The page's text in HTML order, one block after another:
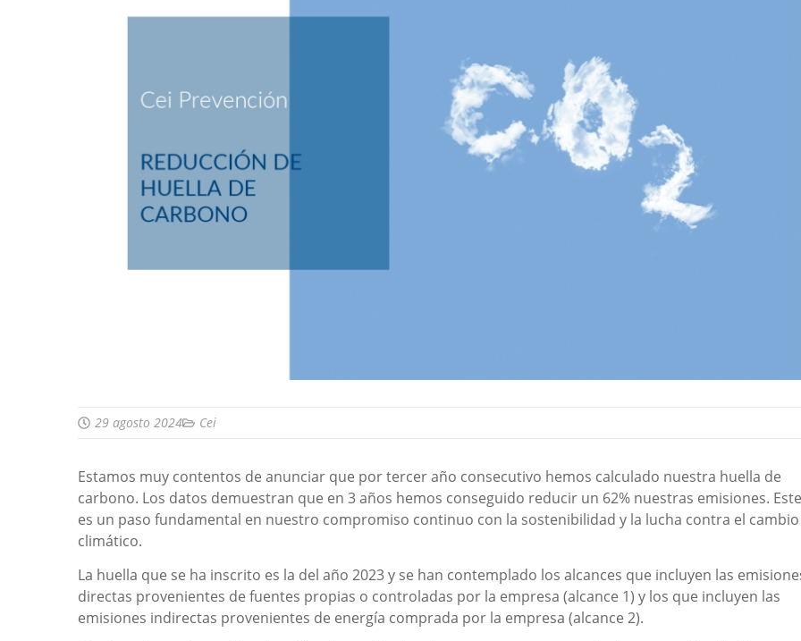
29 agosto 2024 Cei
Estamos muy contentos de anunciar que por tercer año consecutivo hemos calculado nuestra huella de
carbono. Los datos demuestran que en 3 años hemos conseguido reducir un 62% nuestras emisiones. Este
es un paso fundamental en nuestro compromiso continuo con la sostenibilidad y la lucha contra el cambio
climático.
La huella que se ha inscrito es la del año 2023 y se han contemplado los alcances que incluyen las
directas provenientes de fuentes propias o controladas por la empresa (alcance 1) y los que incluyen las
emisiones indirectas provenientes de energía comprada por la empresa (alcance 2).